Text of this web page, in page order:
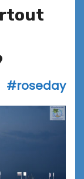
#roseday